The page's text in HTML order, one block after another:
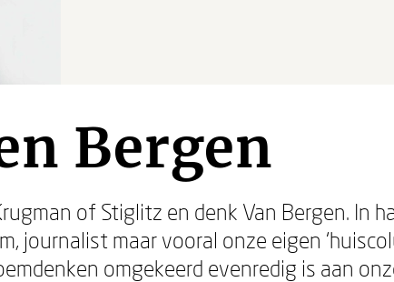
Bergen
of Stiglitz en denk Van Bergen. In
journalist maar vooral onze eigen
omgekeerd evenredig is aan